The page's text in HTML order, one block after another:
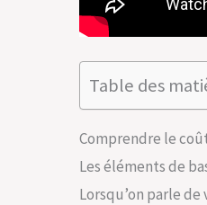
Table des
Comprendre le
Les éléments de
Lorsqu’on parle